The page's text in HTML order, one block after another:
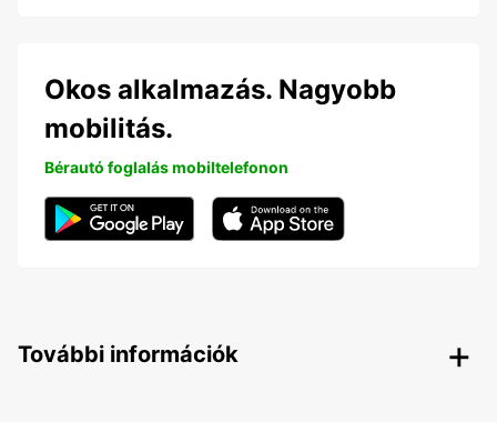
Okos alkalmazás. Nagyobb
mobilitás.
Bérautó foglalás mobiltelefonon
További információk